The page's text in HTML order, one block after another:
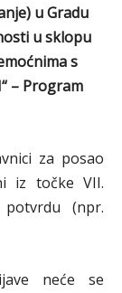
u Gradu
u sklopu
s
– Program
za posao
iz točke VII.
(npr.
neće se